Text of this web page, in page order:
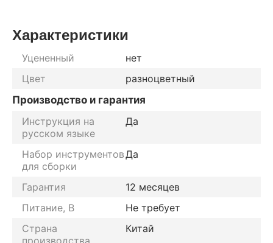
Характеристики
Уцененный
нет
Цвет
разноцветный
Производство и гарантия
Инструкция на
русском языке
Да
Набор инструментов
для сборки
Да
Гарантия
12 месяцев
Питание, В
Не требует
Страна
производства
Китай